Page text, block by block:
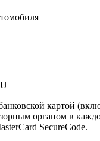
картой
органом в
SecureCode.